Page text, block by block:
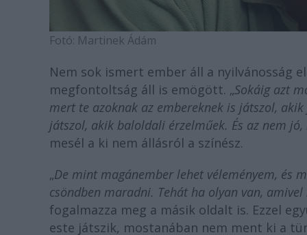
Fotó: Martinek Ádám
Nem sok ismert ember áll a nyilvánosság
megfontoltság áll is emögött. „Sokáig azt
mert te azoknak az embereknek is játszol,
játszol, akik baloldali érzelműek. És az nem
mesél a ki nem állásról a színész.
„De mint magánember lehet véleményem, és
csöndben maradni. Tehát ha olyan van,
fogalmazza meg a másik oldalt is. Ezzel
este játszik, mostanában nem ment ki a